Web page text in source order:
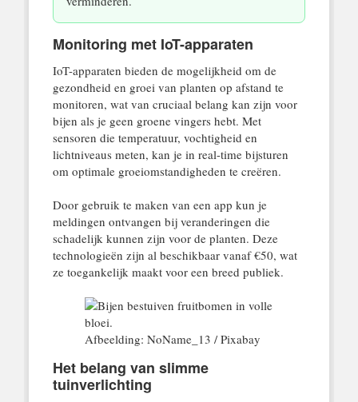
Monitoring met IoT-apparaten
IoT-apparaten bieden de mogelijkheid om de
gezondheid en groei van planten op afstand te
monitoren, wat van cruciaal belang kan zijn voor
bijen als je geen groene vingers hebt. Met
sensoren die temperatuur, vochtigheid en
lichtniveaus meten, kan je in real-time bijsturen
om optimale groeiomstandigheden te creëren.
Door gebruik te maken van een app kun je
meldingen ontvangen bij veranderingen die
schadelijk kunnen zijn voor de planten. Deze
technologieën zijn al beschikbaar vanaf €50, wat
ze toegankelijk maakt voor een breed publiek.
Afbeelding: NoName_13 / Pixabay
Het belang van slimme
tuinverlichting